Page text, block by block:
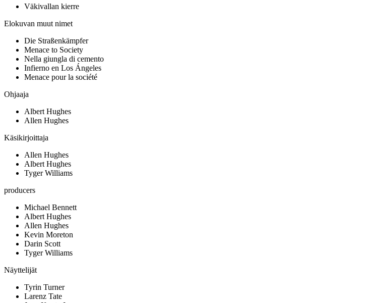
Väkivallan kierre
Elokuvan muut nimet
Die Straßenkämpfer
Menace to Society
Nella giungla di cemento
Infierno en Los Ángeles
Menace pour la société
Ohjaaja
Albert Hughes
Allen Hughes
Käsikirjoittaja
Allen Hughes
Albert Hughes
Tyger Williams
producers
Michael Bennett
Albert Hughes
Allen Hughes
Kevin Moreton
Darin Scott
Tyger Williams
Näyttelijät
Tyrin Turner
Larenz Tate